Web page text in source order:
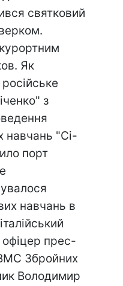
святковий
Як
з
навчань "Сі-
порт
навчань в
прес-
Збройних
Володимир